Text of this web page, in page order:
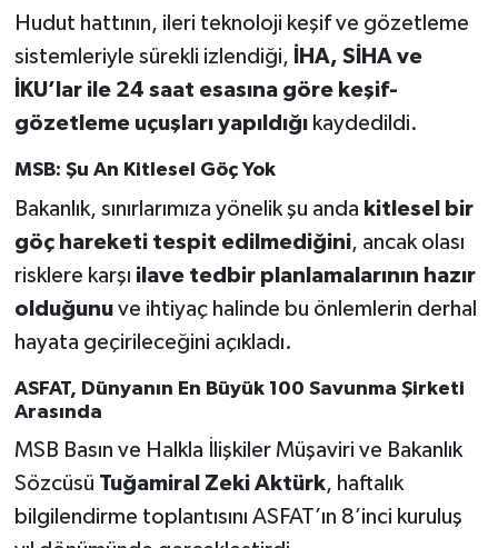
Hudut hattının, ileri teknoloji keşif ve gözetleme
sistemleriyle sürekli izlendiği,
İHA, SİHA ve
İKU’lar ile 24 saat esasına göre keşif-
gözetleme uçuşları yapıldığıkaydedildi.
MSB: Şu An Kitlesel Göç Yok
Bakanlık, sınırlarımıza yönelik şu anda kitlesel bir
göç hareketi tespit edilmediğini, ancak olası
risklere karşı ilave tedbir planlamalarının hazır
olduğunuve ihtiyaç halinde bu önlemlerin derhal
hayata geçirileceğini açıkladı.
ASFAT, Dünyanın En Büyük 100 Savunma Şirketi
Arasında
MSB Basın ve Halkla İlişkiler Müşaviri ve Bakanlık
Sözcüsü Tuğamiral Zeki Aktürk, haftalık
bilgilendirme toplantısını ASFAT’ın 8’inci kuruluş